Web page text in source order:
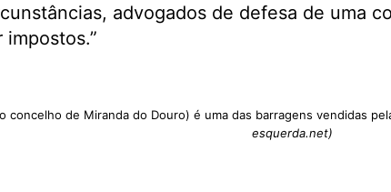
advogados de defesa de uma
impostos.”
concelho de Miranda do Douro) é uma das barragens vendidas
esquerda.net)